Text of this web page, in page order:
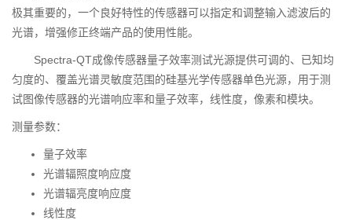
极其重要的，一个良好特性的传感器可以指定和调整输入滤波后的
光谱，增强修正终端产品的使用性能。
Spectra-QT成像传感器量子效率测试光源提供可调的、已知均
匀度的、覆盖光谱灵敏度范围的硅基光学传感器单色光源，用于测
试图像传感器的光谱响应率和量子效率，线性度，像素和模块。
测量参数：
量子效率
光谱辐照度响应度
光谱辐亮度响应度
线性度